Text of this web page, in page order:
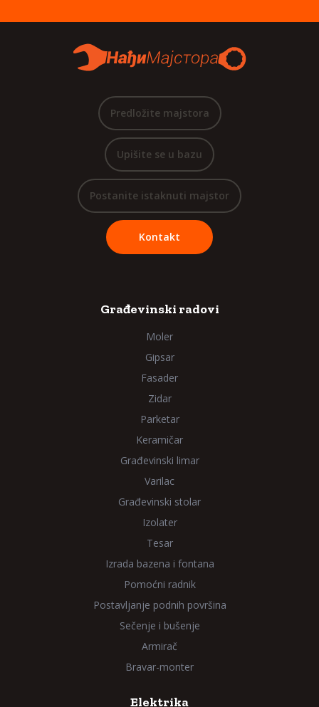
Predložite majstora
Upišite se u bazu
Postanite istaknuti majstor
Kontakt
Građevinski radovi
Moler
Gipsar
Fasader
Zidar
Parketar
Keramičar
Građevinski limar
Varilac
Građevinski stolar
Izolater
Tesar
Izrada bazena i fontana
Pomoćni radnik
Postavljanje podnih površina
Sečenje i bušenje
Armirač
Bravar-monter
Elektrika